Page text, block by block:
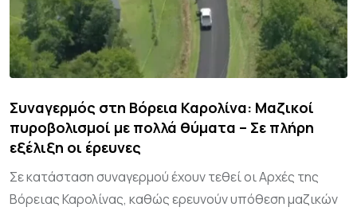
Συναγερμός στη Βόρεια Καρολίνα: Μαζικοί
πυροβολισμοί με πολλά θύματα – Σε πλήρη
εξέλιξη οι έρευνες
Σε κατάσταση συναγερμού έχουν τεθεί οι Αρχές της
Βόρειας Καρολίνας, καθώς ερευνούν υπόθεση μαζικών